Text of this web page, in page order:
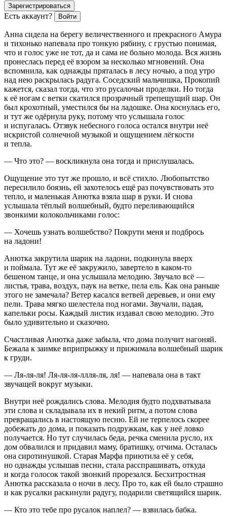
Зарегистрироваться
Есть аккаунт? Войти
Анна сидела на берегу величественного и прекрасного Амура
и тихонько напевала про тонкую рябину, с грустью понимая,
что и голос уже не тот, да и сама не больно молода. Вся жизнь
пронеслась перед её взором за несколько мгновений. Она
вспомнила, как однажды пряталась в лесу ночью, а под утро
над нею раскрылась радуга. Соседский мальчишка, Прокопий
кажется, сказал тогда, что это русалочьи проделки. Но тогда
к её ногам с ветки скатился прозрачный трепещущий шар. Он
был крохотный, уместился бы на ладошке. Она коснулась его,
и тут же одёрнула руку, потому что услышала голос
и испугалась. Отзвук небесного голоса остался внутри неё
искристой солнечной музыкой и ощущением лёгкости
и тепла.
— Что это? — воскликнула она тогда и прислушалась.
Ощущение это тут же прошло, и всё стихло. Любопытство
пересилило боязнь, ей захотелось ещё раз почувствовать это
тепло, и маленькая Анютка взяла шар в руки. И снова
услышала тёплый волшебный, будто переливающийся
звонкими колокольчиками голос:
— Хочешь узнать волшебство? Покрути меня и подбрось
на ладони!
Анютка закрутила шарик на ладони, подкинула вверх
и поймала. Тут же её закружило, завертело в каком-то
бешеном танце, и она услышала мелодию. Звучало всё —
листья, трава, воздух, паук на ветке, пела ель. Как она раньше
этого не замечала? Ветер касался ветвей деревьев, и они ему
пели. Трава мягко шелестела под ногами. Звучали, падая,
капельки росы. Каждый листик издавал свою мелодию. Это
было удивительно и сказочно.
Счастливая Анютка даже забыла, что дома получит нагоняй.
Бежала к заимке вприпрыжку и прижимала волшебный шарик
к груди.
— Ля-ля-ля! Ля-ля-ля-ллля-ля, ля! — напевала она в такт
звучащей вокруг музыки.
Внутри неё рождались слова. Мелодия будто подхватывала
эти слова и складывала их в некий ритм, а потом слова
превращались в настоящую песню. Ей не терпелось скорее
добежать до дома, и показать подружкам, как у неё ловко
получается. Но тут случилась беда, речка сменила русло, их
дом обвалился и придавил маму, братишку, отчима. Осталась
она сиротинушкой. Старая Марфа приютила её у себя,
но однажды услышав песни, стала расспрашивать, откуда
и когда голосок такой звонкий прорезался. Бесхитростная
Анютка рассказала о ночи в лесу. Про то, как ей было страшно
и как русалки раскинули радугу, подарили светящийся шарик.
— Кто это тебе про русалок наплел? — взвилась бабка.